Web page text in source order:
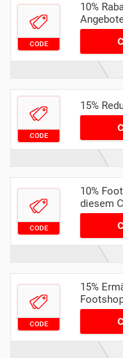
CODE
10%
CODE
15%
CODE
10%
diesem
CODE
15%